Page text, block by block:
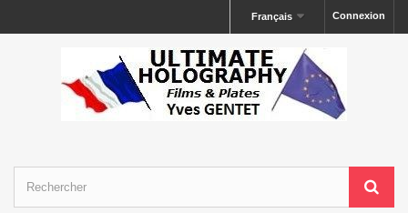
Connexion
Français